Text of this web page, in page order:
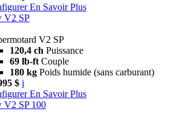
En Savoir Plus
V2 SP
V2 SP
120,4 ch Puissance
69 lb-ft Couple
180 kg Poids humide (sans carburant)
$ i
En Savoir Plus
V2 SP 100